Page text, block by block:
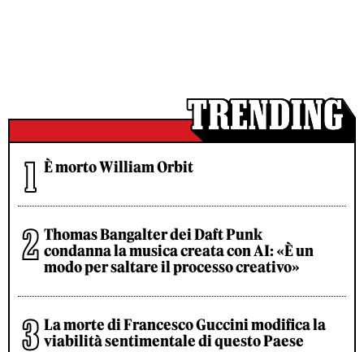
È morto William Orbit
Thomas Bangalter dei Daft Punk
condanna la musica creata con AI: «È un
modo per saltare il processo creativo»
La morte di Francesco Guccini modifica la
viabilità sentimentale di questo Paese